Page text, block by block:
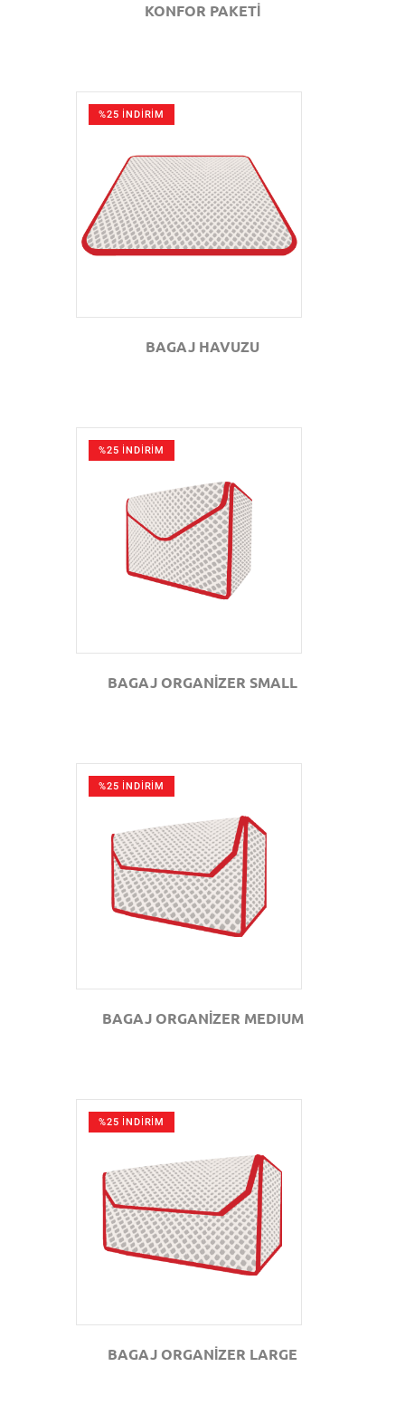
KONFOR PAKETİ
%25 İNDİRİM
GÖZAT
BAGAJ HAVUZU
%25 İNDİRİM
GÖZAT
BAGAJ ORGANİZER SMALL
%25 İNDİRİM
GÖZAT
BAGAJ ORGANİZER MEDIUM
%25 İNDİRİM
GÖZAT
BAGAJ ORGANİZER LARGE